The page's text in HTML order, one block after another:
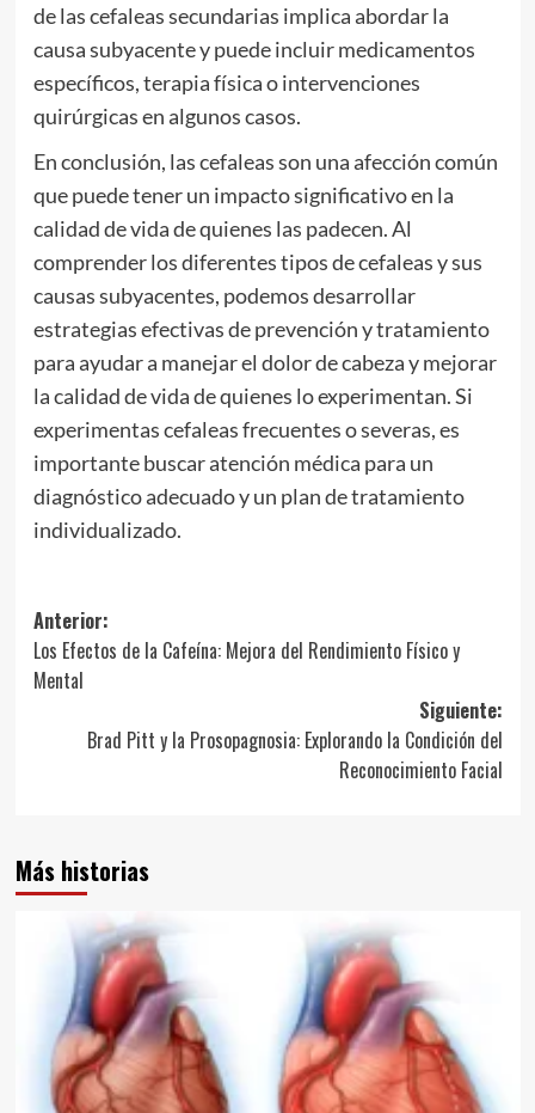
de las cefaleas secundarias implica abordar la
causa subyacente y puede incluir medicamentos
específicos, terapia física o intervenciones
quirúrgicas en algunos casos.
En conclusión, las cefaleas son una afección común
que puede tener un impacto significativo en la
calidad de vida de quienes las padecen. Al
comprender los diferentes tipos de cefaleas y sus
causas subyacentes, podemos desarrollar
estrategias efectivas de prevención y tratamiento
para ayudar a manejar el dolor de cabeza y mejorar
la calidad de vida de quienes lo experimentan. Si
experimentas cefaleas frecuentes o severas, es
importante buscar atención médica para un
diagnóstico adecuado y un plan de tratamiento
individualizado.
Navegación
de
entradas
Anterior:
Los Efectos de la Cafeína: Mejora del Rendimiento Físico y
Mental
Siguiente:
Brad Pitt y la Prosopagnosia: Explorando la Condición del
Reconocimiento Facial
Más historias